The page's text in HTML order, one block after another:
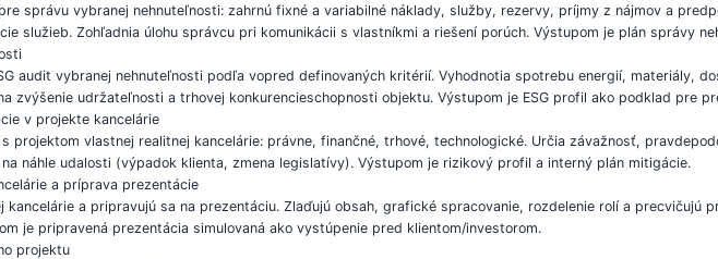
správu vybranej nehnuteľnosti: zahrnú fixné a variabilné náklady, služby, rezervy, príjmy z nájmov a
služieb. Zohľadnia úlohu správcu pri komunikácii s vlastníkmi a riešení porúch. Výstupom je plán správy
audit vybranej nehnuteľnosti podľa vopred definovaných kritérií. Vyhodnotia spotrebu energií, materiály,
zvýšenie udržateľnosti a trhovej konkurencieschopnosti objektu. Výstupom je ESG profil ako podklad pre
v projekte kancelárie
projektom vlastnej realitnej kancelárie: právne, finančné, trhové, technologické. Určia závažnosť,
náhle udalosti (výpadok klienta, zmena legislatívy). Výstupom je rizikový profil a interný plán mitigácie.
a príprava prezentácie
kancelárie a pripravujú sa na prezentáciu. Zlaďujú obsah, grafické spracovanie, rozdelenie rolí a precvičujú
je pripravená prezentácia simulovaná ako vystúpenie pred klientom/investorom.
projektu